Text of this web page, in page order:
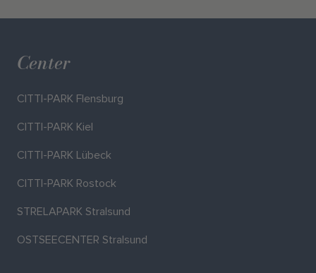
Center
CITTI-PARK Flensburg
CITTI-PARK Kiel
CITTI-PARK Lübeck
CITTI-PARK Rostock
STRELAPARK Stralsund
OSTSEECENTER Stralsund